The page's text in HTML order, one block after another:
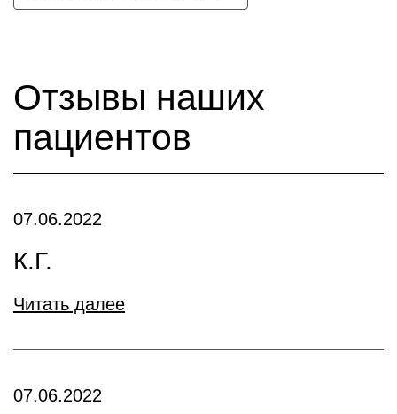
Отзывы наших
пациентов
07.06.2022
К.Г.
Читать далее
07.06.2022